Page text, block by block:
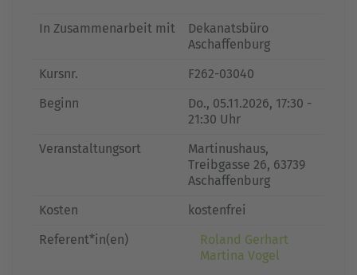
In Zusammenarbeit mit
Dekanatsbüro
Aschaffenburg
Kursnr.
F262-03040
Beginn
Do., 05.11.2026, 17:30 -
21:30 Uhr
Veranstaltungsort
Martinushaus,
Treibgasse 26, 63739
Aschaffenburg
Kosten
kostenfrei
Referent*in(en)
Roland Gerhart
Martina Vogel